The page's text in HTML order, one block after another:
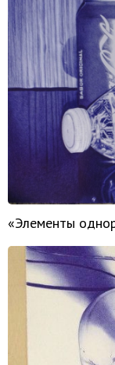
«Элементы